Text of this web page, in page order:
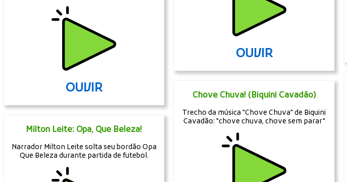
OUVIR
Milton Leite: Opa, Que Beleza!
Narrador Milton Leite solta seu bordão Opa
Que Beleza durante partida de futebol.
OUVIR
Chove Chuva! (Biquini Cavadão)
Trecho da música "Chove Chuva" de Biquini
Cavadão: "chove chuva, chove sem parar"